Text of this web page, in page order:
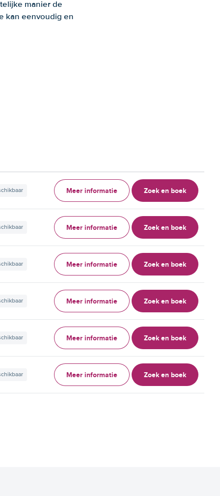
manier de
kan eenvoudig en
Meer informatie Zoek en boek
Meer informatie Zoek en boek
Meer informatie Zoek en boek
Meer informatie Zoek en boek
Meer informatie Zoek en boek
Meer informatie Zoek en boek